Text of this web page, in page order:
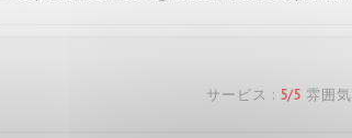
サービス : 5/5 雰囲気